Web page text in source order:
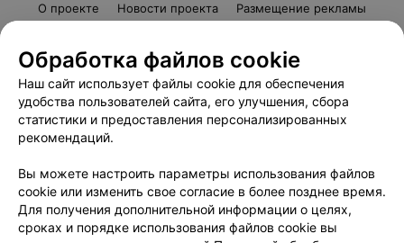
О проекте Новости проекта
Размещение рекламы
Пользовательское соглашение
Способы оплаты
Вакансии
Партнеры
Написать руководителю 103.by
Обработка персональных данных
Обработка файлов cookie
Наш сайт использует файлы cookie для обеспечения
удобства пользователей сайта, его улучшения, сбора
статистики и предоставления персонализированных
рекомендаций.
Вы можете настроить параметры использования файлов
cookie или изменить свое согласие в более позднее время.
Для получения дополнительной информации о целях,
сроках и порядке использования файлов cookie вы